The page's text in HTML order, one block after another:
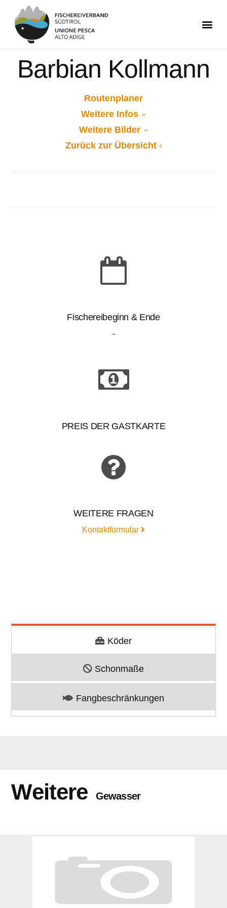
Barbian Kollmann
Routenplaner
Weitere Infos
Weitere Bilder
Zurück zur Übersicht
Fischereibeginn & Ende
-
PREIS DER GASTKARTE
WEITERE FRAGEN
Kontaktformular
Köder
Schonmaße
Fangbeschränkungen
Weitere Gewasser